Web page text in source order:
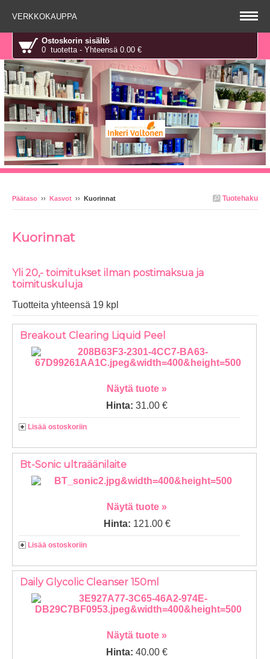
VERKKOKAUPPA
Ostoskorin sisältö
0 tuotetta - Yhteensä 0.00 €
Tuotehaku
Päätaso ›› Kasvot ›› Kuorinnat
Kuorinnat
Yli 20,- toimitukset ilman postimaksua ja
toimituskuluja
Tuotteita yhteensä 19 kpl
Breakout Clearing Liquid Peel
Näytä tuote »
Hinta:31.00 €
Lisää ostoskoriin
Bt-Sonic ultraäänilaite
Näytä tuote »
Hinta: 121.00 €
Lisää ostoskoriin
Daily Glycolic Cleanser 150ml
Näytä tuote »
Hinta:40.00 €